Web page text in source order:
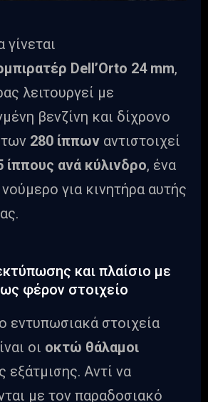
Dell’Orto 24 mm,
λειτουργεί με
βενζίνη και δίχρονο
280 ίππων αντιστοιχεί
ίππους ανά κύλινδρο, ένα
για κινητήρα αυτής
και πλαίσιο με
φέρον στοιχείο
εντυπωσιακά στοιχεία
οι οκτώ θάλαμοι
εξάτμισης. Αντί να
με τον παραδοσιακό